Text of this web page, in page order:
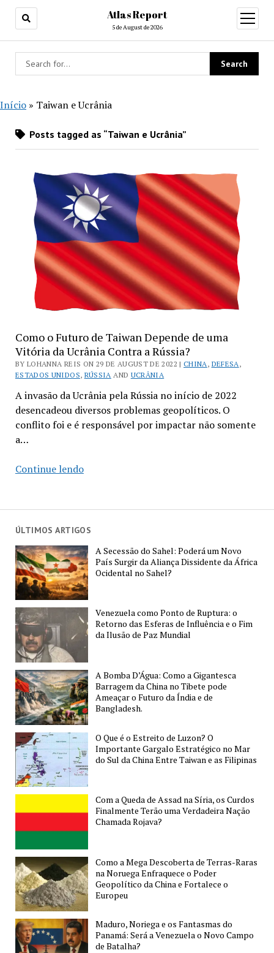
Atlas Report
5 de August de 2026
open
menu
Início » Taiwan e Ucrânia
Posts tagged as “Taiwan e Ucrânia”
Como o Futuro de Taiwan Depende de uma
Vitória da Ucrânia Contra a Rússia?
BY LOHANNA REIS ON 29 DE AUGUST DE 2022 |CHINA, DEFESA,
ESTADOS UNIDOS, RÚSSIA AND UCRÂNIA
A invasão da Ucrânia pela Rússia no início de 2022
desencadeou diversos problemas geopolíticos. O
conflito foi e é responsável por impactar não somente
a…
Continue lendoComo
de
Taiwan
Depende
de
uma
Vitória
da
Ucrânia
Contra
a
Rússia?
ÚLTIMOS ARTIGOS
A Secessão do Sahel: Poderá um Novo
País Surgir da Aliança Dissidente da África
Ocidental no Sahel?
Venezuela como Ponto de Ruptura: o
Retorno das Esferas de Influência e o Fim
da Ilusão de Paz Mundial
A Bomba D’Água: Como a Gigantesca
Barragem da China no Tibete pode
Ameaçar o Futuro da Índia e de
Bangladesh.
O Que é o Estreito de Luzon? O
Importante Gargalo Estratégico no Mar
do Sul da China Entre Taiwan e as Filipinas
Com a Queda de Assad na Síria, os Curdos
Finalmente Terão uma Verdadeira Nação
Chamada Rojava?
Como a Mega Descoberta de Terras-Raras
na Noruega Enfraquece o Poder
Geopolítico da China e Fortalece o
Europeu
Maduro, Noriega e os Fantasmas do
Panamá: Será a Venezuela o Novo Campo
de Batalha?